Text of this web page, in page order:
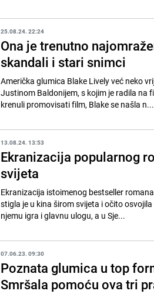
25.08.24. 22:24
Ona je trenutno
skandali i stari snimci
Američka glumica Blake Lively već neko
Justinom Baldonijem, s kojim je radila na
krenuli promovisati film, Blake se našla n...
13.08.24. 13:53
Ekranizacija popularnog
svijeta
Ekranizacija istoimenog bestseller
stigla je u kina širom svijeta i očito
njemu igra i glavnu ulogu, a u Sje...
07.06.23. 09:30
Poznata glumica u top
Smršala pomoću ova tri